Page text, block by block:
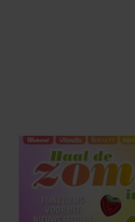
HET
SHOWBIZZ
UW
Met de Showbuzz-